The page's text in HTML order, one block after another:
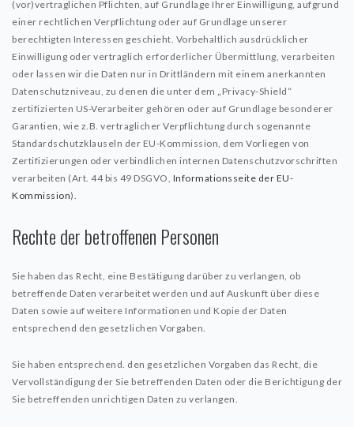
(vor)vertraglichen Pflichten, auf Grundlage Ihrer Einwilligung, aufgrund
einer rechtlichen Verpflichtung oder auf Grundlage unserer
berechtigten Interessen geschieht. Vorbehaltlich ausdrücklicher
Einwilligung oder vertraglich erforderlicher Übermittlung, verarbeiten
oder lassen wir die Daten nur in Drittländern mit einem anerkannten
Datenschutzniveau, zu denen die unter dem „Privacy-Shield“
zertifizierten US-Verarbeiter gehören oder auf Grundlage besonderer
Garantien, wie z.B. vertraglicher Verpflichtung durch sogenannte
Standardschutzklauseln der EU-Kommission, dem Vorliegen von
Zertifizierungen oder verbindlichen internen Datenschutzvorschriften
verarbeiten (Art. 44 bis 49 DSGVO, Informationsseite der EU-
Kommission).
Rechte der betroffenen Personen
Sie haben das Recht, eine Bestätigung darüber zu verlangen, ob
betreffende Daten verarbeitet werden und auf Auskunft über diese
Daten sowie auf weitere Informationen und Kopie der Daten
entsprechend den gesetzlichen Vorgaben.
Sie haben entsprechend. den gesetzlichen Vorgaben das Recht, die
Vervollständigung der Sie betreffenden Daten oder die Berichtigung der
Sie betreffenden unrichtigen Daten zu verlangen.